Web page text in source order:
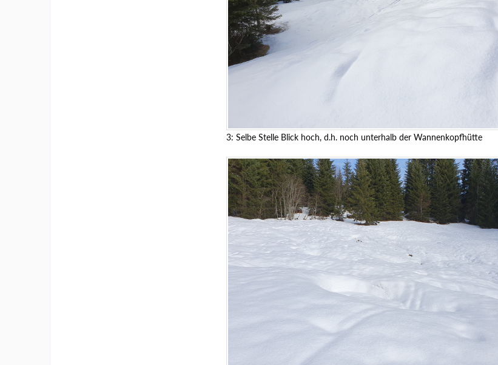
3: Selbe Stelle Blick hoch, d.h. noch unterhalb der Wannenkopfhütte